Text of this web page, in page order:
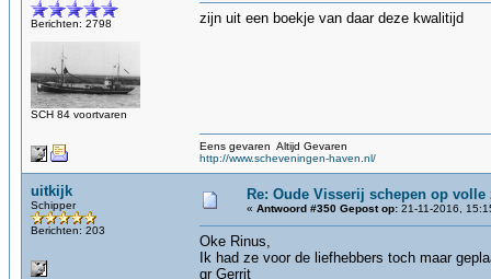
Berichten: 2798
SCH 84 voortvaren
zijn uit een boekje van daar deze kwalitijd
Eens gevaren Altijd Gevaren
http://www.scheveningen-haven.nl/
uitkijk
Schipper
Berichten: 203
Re: Oude Visserij schepen op volle
« Antwoord #350 Gepost op: 21-11-2016,
Oke Rinus,
Ik had ze voor de liefhebbers toch maar
gr Gerrit